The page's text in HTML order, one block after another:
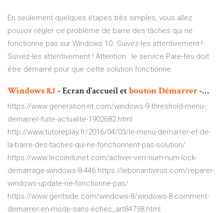
En seulement quelques étapes très simples, vous allez
pouvoir régler ce problème de barre des tâches qui ne
fonctionne pas sur Windows 10. Suivez-les attentivement !
Suivez-les attentivement ! Attention : le service Pare-feu doit
être démarré pour que cette solution fonctionne.
Windows8.1 - Ecran d’accueil etboutonDémarrer-…
https://www.generation-nt.com/windows-9-threshold-menu-
demarrer-fuite-actualite-1902682.html
http://www.tutoreplay.fr/2016/04/03/le-menu-demarrer-et-de-
la-barre-des-taches-qui-ne-fonctionnent-pas-solution/
https://www.lecoindunet.com/activer-verr-num-num-lock-
demarrage-windows-8-446 https://lebonantivirus.com/reparer-
windows-update-ne-fonctionne-pas/
https://www.gentside.com/windows-8/windows-8-comment-
demarrer-en-mode-sans-echec_art84758.html